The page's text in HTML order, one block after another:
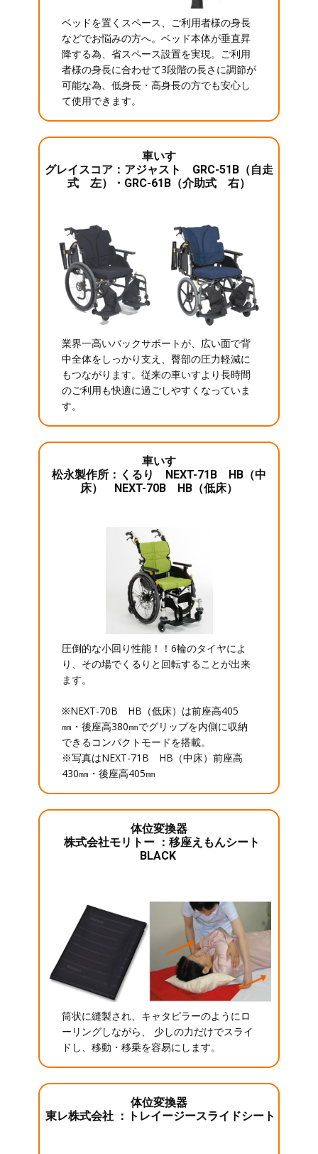
ベッドを置くスペース、ご利用者様の身長
などでお悩みの方へ。ベッド本体が垂直昇
降する為、省スペース設置を実現。ご利用
者様の身長に合わせて3段階の長さに調節が
可能な為、低身長・高身長の方でも安心し
て使用できます。
車いす
グレイスコア：アジャスト GRC-51B（自走
式 左）・GRC-61B（介助式 右）
業界一高いバックサポートが、広い面で背
中全体をしっかり支え、臀部の圧力軽減に
もつながります。従来の車いすより長時間
のご利用も快適に過ごしやすくなっていま
す。
車いす
松永製作所：くるり NEXT-71B HB（中
床） NEXT-70B HB（低床）
圧倒的な小回り性能！！6輪のタイヤによ
り、その場でくるりと回転することが出来
ます。
※NEXT-70B HB（低床）は前座高405
㎜・後座高380㎜でグリップを内側に収納
できるコンパクトモードを搭載。
※写真はNEXT-71B HB（中床）前座高
430㎜・後座高405㎜
体位変換器
株式会社モリトー ：移座えもんシート
BLACK
筒状に縫製され、キャタピラーのようにロ
ーリングしながら、 少しの力だけでスライ
ドし、移動・移乗を容易にします。
体位変換器
東レ株式会社 ：トレイージースライドシート